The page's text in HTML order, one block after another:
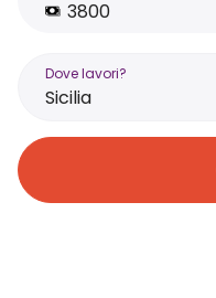
Dove lavori?
Sicilia